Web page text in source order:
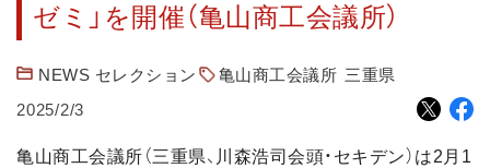
ゼミ」を開催（亀山商工会議所）
NEWS セレクション 亀山商工会議所 三重県
2025/2/3
亀山商工会議所（三重県、川森浩司会頭・セキデン）は2月1